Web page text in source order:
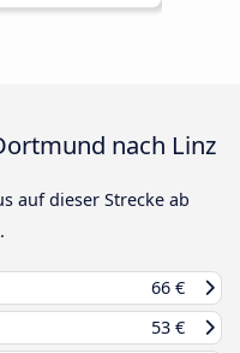
nach Linz
auf dieser Strecke ab
66 €
53 €